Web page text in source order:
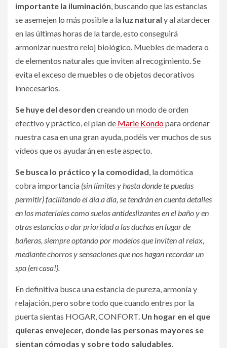
importante la iluminación , buscando que las estancias
se asemejen lo más posible a la luz natural y al atardecer
en las últimas horas de la tarde, esto conseguirá
armonizar nuestro reloj biológico. Muebles de madera o
de elementos naturales que inviten al recogimiento. Se
evita el exceso de muebles o de objetos decorativos
innecesarios.
Se huye del desorden creando un modo de orden
efectivo y práctico, el plan de Marie Kondopara ordenar
nuestra casa en una gran ayuda, podéis ver muchos de sus
vídeos que os ayudarán en este aspecto.
Se busca lo práctico y la comodidad , la domótica
cobra importancia (sin límites y hasta donde te puedas
permitir) facilitando el día a día, se tendrán en cuenta detalles
en los materiales como suelos antideslizantes en el baño y en
otras estancias o dar prioridad a las duchas en lugar de
bañeras, siempre optando por modelos que inviten al relax,
mediante chorros y sensaciones que nos hagan recordar un
spa (en casa!).
En definitiva busca una estancia de pureza, armonía y
relajación, pero sobre todo que cuando entres por la
puerta sientas HOGAR, CONFORT. Un hogar en el que
quieras envejecer, donde las personas mayores se
sientan cómodas y sobre todo saludables